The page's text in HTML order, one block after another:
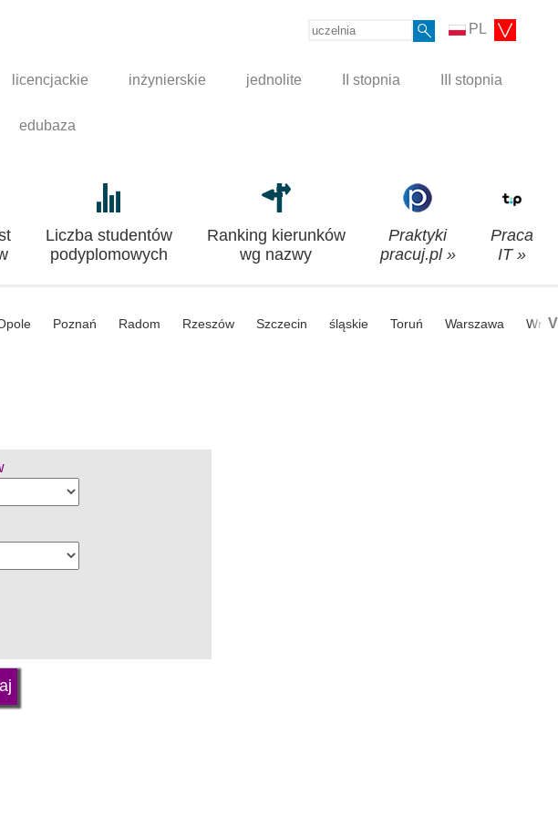
PL
licencjackie inżynierskie jednolite II stopnia III stopnia
edubaza
Liczba studentów
podyplomowych
Ranking kierunków
wg nazwy
Praktyki
pracuj.pl »
Praca
IT »
Poznań Radom Rzeszów Szczecin śląskie Toruń Warszawa V